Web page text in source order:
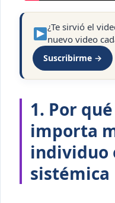
¿Te sirvió el
nuevo video
Suscribirme →
1. Por
importa
individuo
sistémica